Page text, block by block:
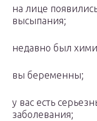
на лице
высыпания;
недавно был
вы беременны;
у вас есть
заболевания;